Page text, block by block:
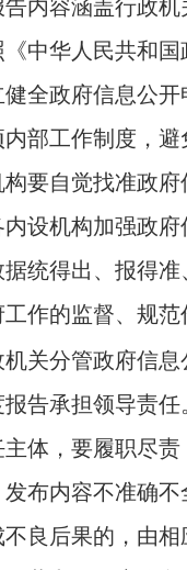
告内容涵盖行政
中华人民共和
全政府信息公
部工作制度，
要自觉找准政
设机构加强政
统得出、报得
作的监督、规范
机关分管政府信
告承担领导责
体，要履职尽
布内容不准确
良后果的，由